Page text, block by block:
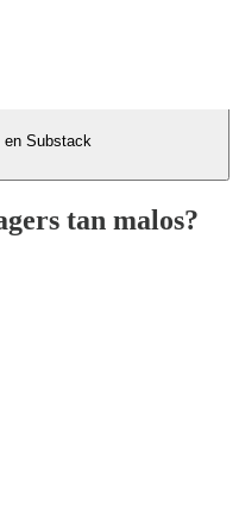
en Substack
tan malos?